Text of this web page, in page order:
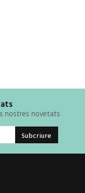
nostres novetats